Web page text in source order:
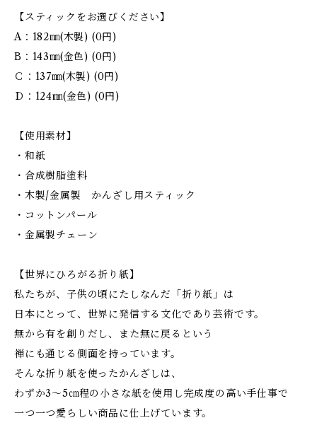
【スティックをお選びください】
A：182㎜(木製) (0円)
B：143㎜(金色) (0円)
Ｃ：137㎜(木製) (0円)
Ｄ：124㎜(金色) (0円)
【使用素材】
・和紙
・合成樹脂塗料
・木製/金属製 かんざし用スティック
・コットンパール
・金属製チェーン
【世界にひろがる折り紙】
私たちが、子供の頃にたしなんだ「折り紙」は
日本にとって、世界に発信する文化であり芸術です。
無から有を創りだし、また無に戻るという
禅にも通じる側面を持っています。
そんな折り紙を使ったかんざしは、
わずか3～5㎝程の小さな紙を使用し完成度の高い手仕事で
一つ一つ愛らしい商品に仕上げています。